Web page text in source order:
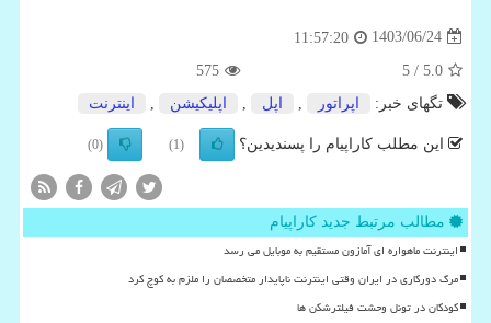
1403/06/24
11:57:20
5.0
/ 5
575
تگهای خبر:
اپراتور اپل اپلیكیشن اینترنت
این مطلب کاراپیام را پسندیدین؟ (1)
(0)
مطالب مرتبط جدید کاراپیام
اینترنت ماهواره ای آمازون مستقیم به موبایل می رسد
مرگ دورکاری در ایران وقتی اینترنت ناپایدار متخصصان را ملزم به کوچ کرد
کودکان در تونل وحشت فیلترشکن ها